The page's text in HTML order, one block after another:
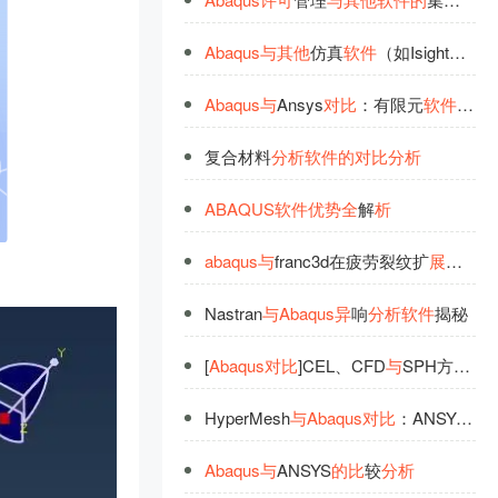
Abaqus与其他仿真软件（如Isight）
Abaqus与Ansys对比 ：有限元软件分
复合材料分析软件的对比分析
ABAQUS软件优势全解析
abaqus与franc3d在疲劳裂纹扩展分
Nastran与Abaqus异响分析软件揭秘
[Abaqus对比]CEL、CFD与SPH方法
HyperMesh与Abaqus对比 ：ANSYS 与
Abaqus与ANSYS的比较分析